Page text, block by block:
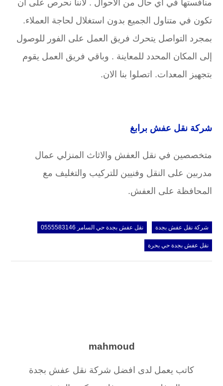
منافستها في أي حال من الأحوال . لأننا نحرص على أن
تكون في متناول الجميع بدون استغلال لحاجة العملاء.
بمجرد التواصل يتحرك فريق العمل على الفور للوصول
إلى المكان المحدد للمعاينة . وباقي فريق العمل يقوم
بتجهيز المعدات. اتصلوا بنا الان.
شركة نقل عفش برابغ
متخصصين في نقل العفش والاثاث المنزلي عمال
مدربين على النقل وفنيين للتركيب والتغليف مع
المحافظة على العفش.
شركة نقل عفش بجدة نقل عفش بجدة حي السامر 0555583146
نقل عفش بجدة حي بحرة
mahmoud
كاتب يعمل لدى افضل شركة نقل عفش بجدة